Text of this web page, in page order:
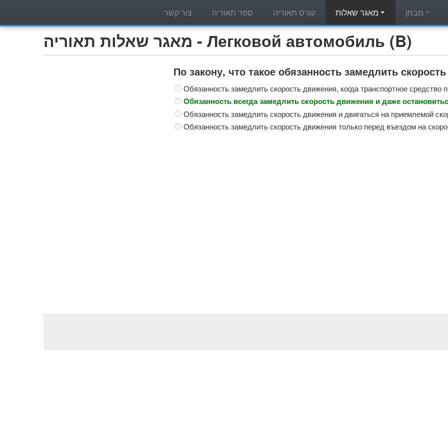
קורס תאוריה ספר תאוריה צור קשר
מאגר שאלות תאוריה - Легковой автомобиль (B)
По закону, что такое обязанность замедлить
Обязанность замедлить скорость движения, когда транспортное средство
Обязанность всегда замедлить скорость движения и даже
Обязанность замедлить скорость движения и двигаться на приемлемой
Обязанность замедлить скорость движения только перед въездом на